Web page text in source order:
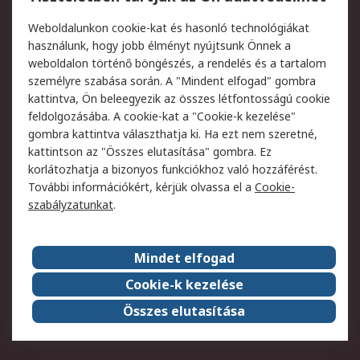
Termékvisszaküldés
Szolgáltatások
Jogi
Adatvédelmi
szabályzat
Az RS értékesítési
feltételei
Cookie szabályzat
Email biztonság
Webhelyre vonatkozó
feltételek
Weboldal felhasználói
szabályzata
Képviseletek
Rólunk
Vállalatcsoport
Karrier
Díjak és elismerések
ESG globális célok
Weboldalunkon cookie-kat és hasonló technológiákat
használunk, hogy jobb élményt nyújtsunk Önnek a
weboldalon történő böngészés, a rendelés és a tartalom
személyre szabása során. A "Mindent elfogad" gombra
kattintva, Ön beleegyezik az összes létfontosságú cookie
feldolgozásába. A cookie-kat a "Cookie-k kezelése"
gombra kattintva választhatja ki. Ha ezt nem szeretné,
kattintson az "Összes elutasítása" gombra. Ez
korlátozhatja a bizonyos funkciókhoz való hozzáférést.
További információkért, kérjük olvassa el a Cookie-
szabályzatunkat.
Mindet elfogad
Cookie-k kezelése
Összes elutasítása